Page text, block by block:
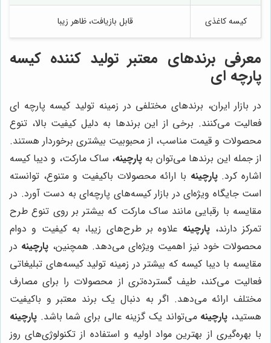
کیسه کاغذی قابل بازیافت، ظاهر زیبا
معرفی برندهای معتبر تولید کننده کیسه
پارچه ای
در بازار ایران، برندهای مختلفی در زمینه تولید کیسه پارچه ای
فعالیت می‌کنند. برخی از این برندها به دلیل کیفیت بالا، تنوع
محصولات و قیمت مناسب، از محبوبیت بیشتری برخوردار هستند.
از جمله این برندها می‌توان بهپارچینه، ساک مارکت، و دیبا کیسه
اشاره کرد.پارچینه با ارائه محصولات باکیفیت و متنوع، توانسته
است جایگاه ویژه‌ای در بازار کیسه‌های پارچه‌ای به دست آورد. در
مقایسه با رقبایی مانند ساک مارکت که بیشتر بر روی تنوع طرح
تمرکز دارند، پارچینه علاوه بر طرح‌های زیبا، به کیفیت و دوام
محصولات خود نیز اهمیت ویژه‌ای می‌دهد. همچنین، پارچینه در
مقایسه با دیبا کیسه که بیشتر در زمینه تولید کیسه‌های تبلیغاتی
فعالیت می‌کند، طیف گسترده‌تری از محصولات را برای مصارف
مختلف ارائه می‌دهد. اگر به دنبال یک برند معتبر و باکیفیت
هستید، پارچینه می‌تواند یک گزینه عالی برای شما باشد. پارچینه
با بهره‌گیری از بهترین مواد اولیه و استفاده از تکنولوژی‌های روز